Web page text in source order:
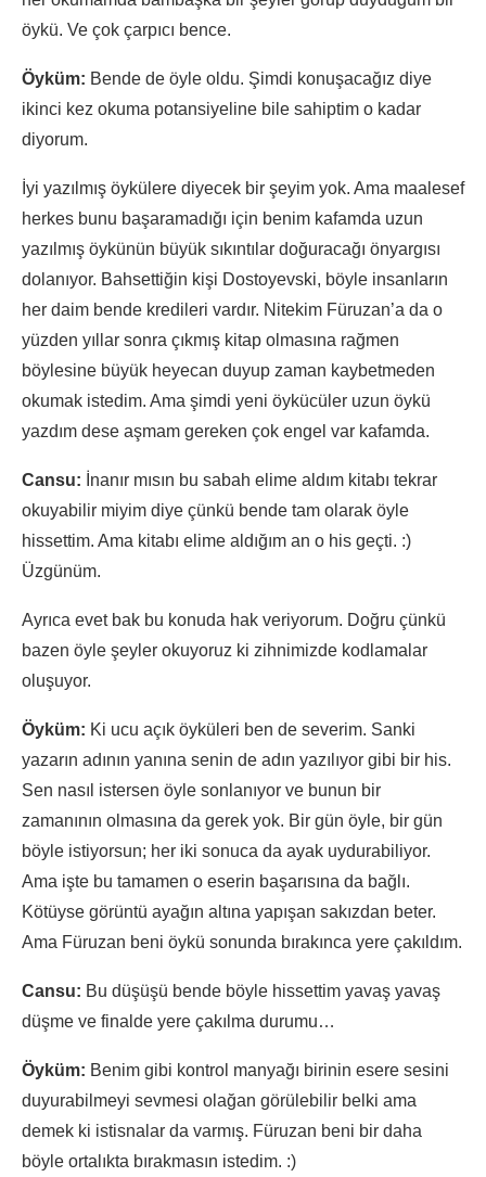
öykü. Ve çok çarpıcı bence.
Öyküm: Bende de öyle oldu. Şimdi konuşacağız diye
ikinci kez okuma potansiyeline bile sahiptim o kadar
diyorum.
İyi yazılmış öykülere diyecek bir şeyim yok. Ama maalesef
herkes bunu başaramadığı için benim kafamda uzun
yazılmış öykünün büyük sıkıntılar doğuracağı önyargısı
dolanıyor. Bahsettiğin kişi Dostoyevski, böyle insanların
her daim bende kredileri vardır. Nitekim Füruzan’a da o
yüzden yıllar sonra çıkmış kitap olmasına rağmen
böylesine büyük heyecan duyup zaman kaybetmeden
okumak istedim. Ama şimdi yeni öykücüler uzun öykü
yazdım dese aşmam gereken çok engel var kafamda.
Cansu: İnanır mısın bu sabah elime aldım kitabı tekrar
okuyabilir miyim diye çünkü bende tam olarak öyle
hissettim. Ama kitabı elime aldığım an o his geçti. :)
Üzgünüm.
Ayrıca evet bak bu konuda hak veriyorum. Doğru çünkü
bazen öyle şeyler okuyoruz ki zihnimizde kodlamalar
oluşuyor.
Öyküm: Ki ucu açık öyküleri ben de severim. Sanki
yazarın adının yanına senin de adın yazılıyor gibi bir his.
Sen nasıl istersen öyle sonlanıyor ve bunun bir
zamanının olmasına da gerek yok. Bir gün öyle, bir gün
böyle istiyorsun; her iki sonuca da ayak uydurabiliyor.
Ama işte bu tamamen o eserin başarısına da bağlı.
Kötüyse görüntü ayağın altına yapışan sakızdan beter.
Ama Füruzan beni öykü sonunda bırakınca yere çakıldım.
Cansu: Bu düşüşü bende böyle hissettim yavaş yavaş
düşme ve finalde yere çakılma durumu…
Öyküm: Benim gibi kontrol manyağı birinin esere sesini
duyurabilmeyi sevmesi olağan görülebilir belki ama
demek ki istisnalar da varmış. Füruzan beni bir daha
böyle ortalıkta bırakmasın istedim. :)